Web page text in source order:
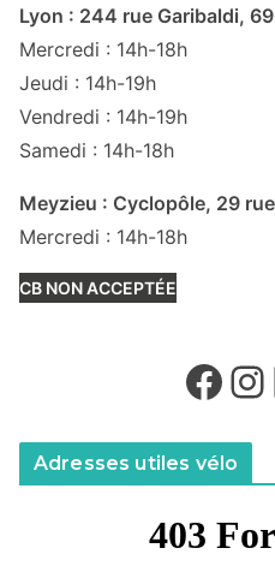
Lyon : 244 rue Garibaldi,
Mercredi : 14h-18h
Jeudi : 14h-19h
Vendredi : 14h-19h
Samedi : 14h-18h
Meyzieu : Cyclopôle, 29
Mercredi : 14h-18h
CB NON ACCEPTÉE
Facebook Instagram
Adresses utiles vélo